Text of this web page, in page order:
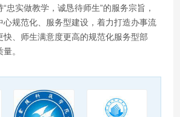
“忠实做教学，诚恳待师生”的服务宗旨，
心规范化、服务型建设，着力打造办事流
快、师生满意度更高的规范化服务型部
。